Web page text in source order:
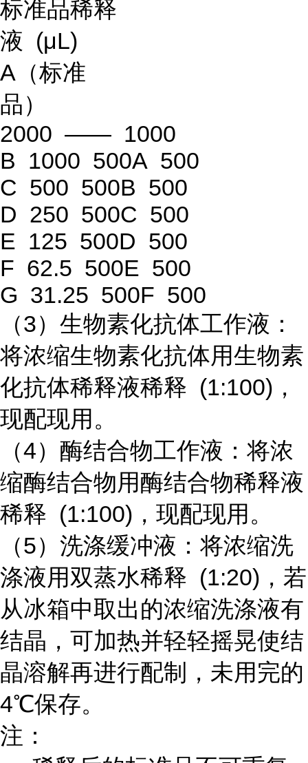
标准品稀释
液 (μL)
A（标准
品）
2000 —— 1000
B 1000 500A 500
C 500 500B 500
D 250 500C 500
E 125 500D 500
F 62.5 500E 500
G 31.25 500F 500
（3）生物素化抗体工作液：
将浓缩生物素化抗体用生物素
化抗体稀释液稀释 (1:100)，
现配现用。
（4）酶结合物工作液：将浓
缩酶结合物用酶结合物稀释液
稀释 (1:100)，现配现用。
（5）洗涤缓冲液：将浓缩洗
涤液用双蒸水稀释 (1:20)，若
从冰箱中取出的浓缩洗涤液有
结晶，可加热并轻轻摇晃使结
晶溶解再进行配制，未用完的
4℃保存。
注：